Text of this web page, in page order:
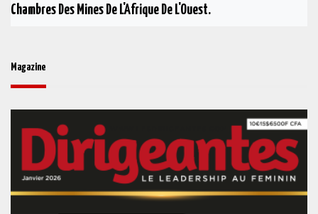
Chambres Des Mines De L'Afrique De L'Ouest.
Magazine